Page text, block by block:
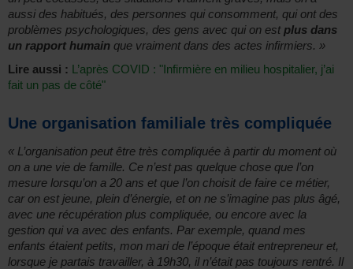
aussi des habitués, des personnes qui consomment, qui ont des
problèmes psychologiques, des gens avec qui on estplus dans
un rapport humain que vraiment dans des actes infirmiers. »
Lire aussi : L’après COVID : "Infirmière en milieu hospitalier, j’ai
fait un pas de côté"
Une organisation familiale très compliquée
« L’organisation peut être très compliquée à partir du moment où
on a une vie de famille. Ce n’est pas quelque chose que l’on
mesure lorsqu’on a 20 ans et que l’on choisit de faire ce métier,
car on est jeune, plein d’énergie, et on ne s’imagine pas plus âgé,
avec une récupération plus compliquée, ou encore avec la
gestion qui va avec des enfants. Par exemple, quand mes
enfants étaient petits, mon mari de l’époque était entrepreneur et,
lorsque je partais travailler, à 19h30, il n’était pas toujours rentré. Il